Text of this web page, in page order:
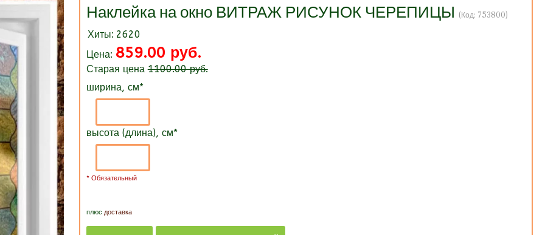
Наклейка на окно ВИТРАЖ РИСУНОК ЧЕРЕПИЦЫ (Код: 753800)
Хиты: 2620
Цена: 859.00 руб.
Старая цена1100.00 руб.
ширина, см*
высота (длина), см*
* Обязательный
плюс доставка